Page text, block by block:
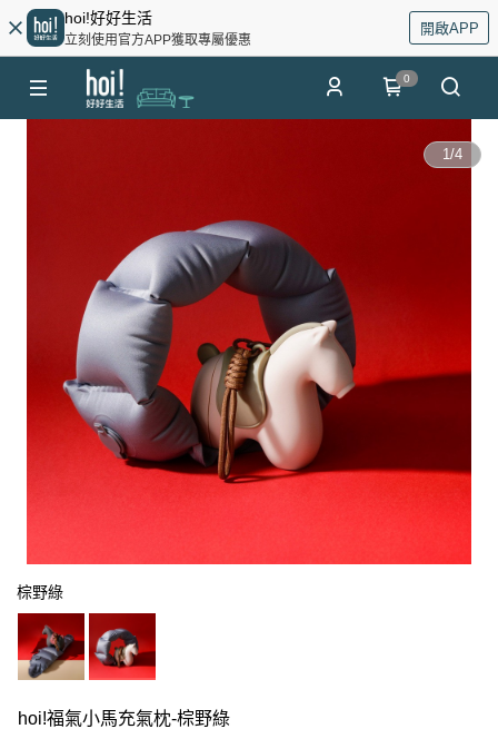
hoi!好好生活
立刻使用官方APP獲取專屬優惠
開啟APP
0
1/4
棕野綠
hoi!福氣小馬充氣枕-棕野綠